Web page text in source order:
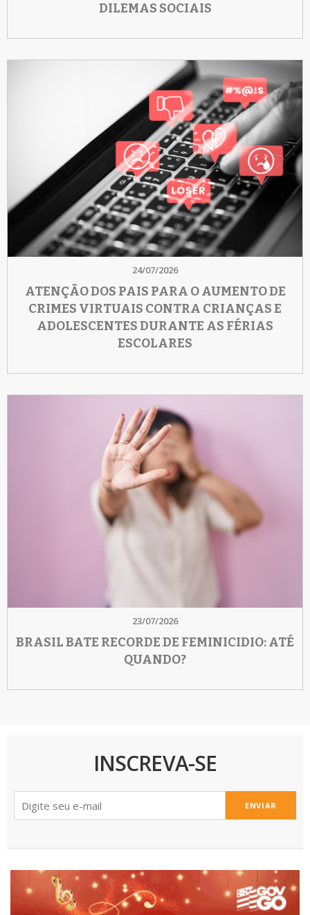
DILEMAS SOCIAIS
24/07/2026
ATENÇÃO DOS PAIS PARA O AUMENTO DE
CRIMES VIRTUAIS CONTRA CRIANÇAS E
ADOLESCENTES DURANTE AS FÉRIAS
ESCOLARES
23/07/2026
BRASIL BATE RECORDE DE FEMINICIDIO: ATÉ
QUANDO?
INSCREVA-SE
ENVIAR